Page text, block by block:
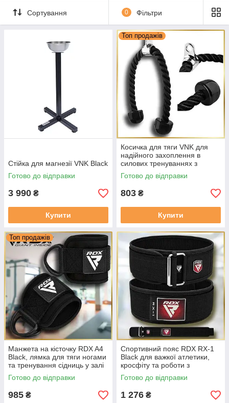
Сортування 0 Фільтри
Стійка для магнезії VNK Black
Готово до відправки
3 990 ₴
Купити
Топ продажів
Косичка для тяги VNK для
надійного захоплення в
силових тренуваннях з
антиковзною фіксацією
Готово до відправки
803 ₴
Купити
Топ продажів
Манжета на кісточку RDX A4
Black, лямка для тяги ногами
та тренування сідниць у залі
Манжета для ніг до блокових
тренажерів
Готово до відправки
985 ₴
Спортивний пояс RDX RX-1
Black для важкої атлетики,
кросфіту та роботи з
великими вагами Розмір M
Готово до відправки
1 276 ₴